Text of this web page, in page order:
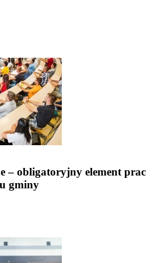
– obligatoryjny element prac
gminy